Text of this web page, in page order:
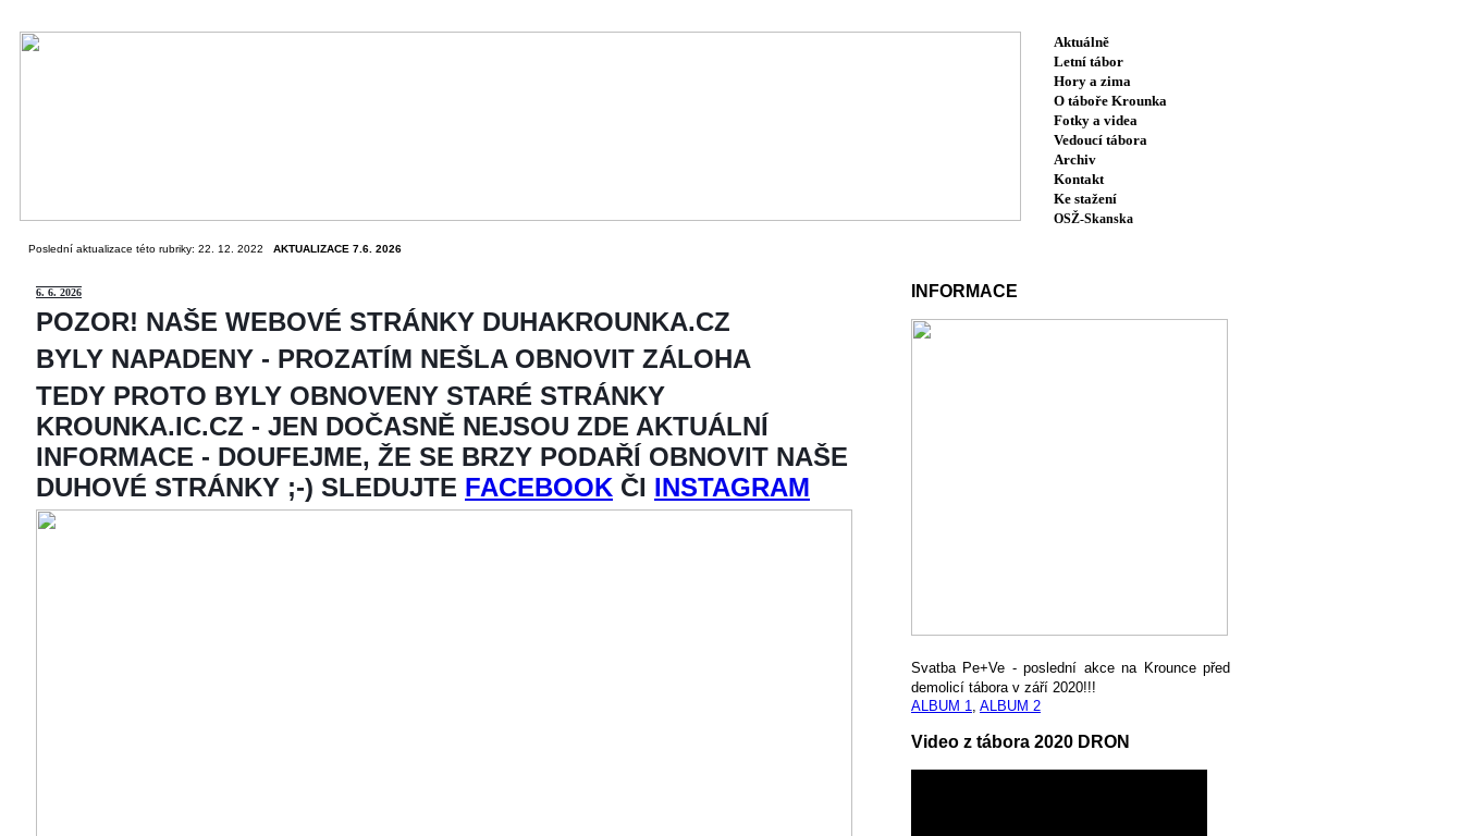
Aktuálně
Letní tábor
Hory a zima
O táboře Krounka
Fotky a videa
Vedoucí tábora
Archiv
Kontakt
Ke stažení
OSŽ-Skanska
Poslední aktualizace této rubriky: 22. 12. 2022 AKTUALIZACE 7.6. 2026
6. 6. 2026
POZOR! NAŠE WEBOVÉ STRÁNKY DUHAKROUNKA.CZ
BYLY NAPADENY - PROZATÍM NEŠLA OBNOVIT ZÁLOHA
TEDY PROTO BYLY OBNOVENY STARÉ STRÁNKY
KROUNKA.IC.CZ - JEN DOČASNĚ NEJSOU ZDE AKTUÁLNÍ
INFORMACE - DOUFEJME, ŽE SE BRZY PODAŘÍ OBNOVIT NAŠE
DUHOVÉ STRÁNKY ;-) SLEDUJTE FACEBOOK ČI INSTAGRAM
INFORMACE
Svatba Pe+Ve - poslední akce na Krounce před
demolicí tábora v září 2020!!!
ALBUM 1, ALBUM 2
Video z tábora 2020 DRON